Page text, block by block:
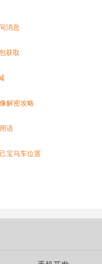
消息
获取
解密攻略
语
宝马车位置